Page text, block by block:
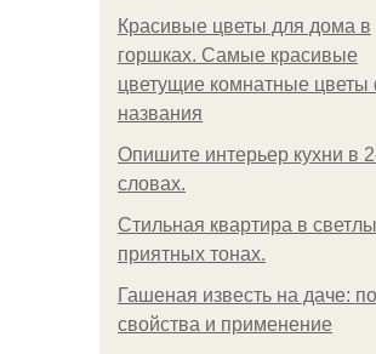
Красивые цветы для дома в
горшках. Самые красивые
цветущие комнатные цветы
названия
Опишите интерьер кухни в
словах.
Стильная квартира в
приятных тонах.
Гашеная известь на даче:
свойства и применение